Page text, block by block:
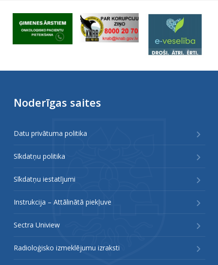
Noderīgas saites
Datu privātuma politika
Sīkdatņu politika
Sīkdatņu iestatījumi
Instrukcija – Attālinātā piekļuve
Sectra Uniview
Radioloģisko izmeklējumu izraksti